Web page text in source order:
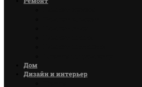
Дом
Дизайн и интерьер